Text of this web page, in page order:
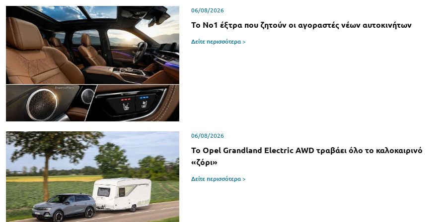
06/08/2026
Το Νο1 έξτρα που ζητούν οι αγοραστές νέων αυτοκινήτων
Δείτε περισσότερα >
06/08/2026
Το Opel Grandland Electric AWD τραβάει όλο το καλοκαιρινό
«ζόρι»
Δείτε περισσότερα >